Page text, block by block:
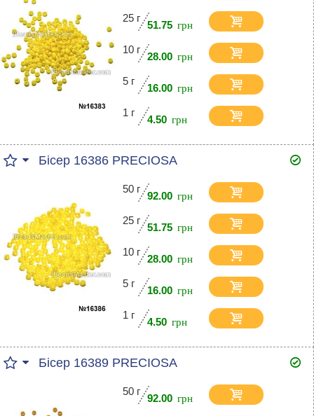
25 г
51.75
10 г
28.00
5 г
16.00
1 г
4.50
Бісер 16386 PRECIOSA
50 г
92.00
25 г
51.75
10 г
28.00
5 г
16.00
1 г
4.50
Бісер 16389 PRECIOSA
50 г
92.00